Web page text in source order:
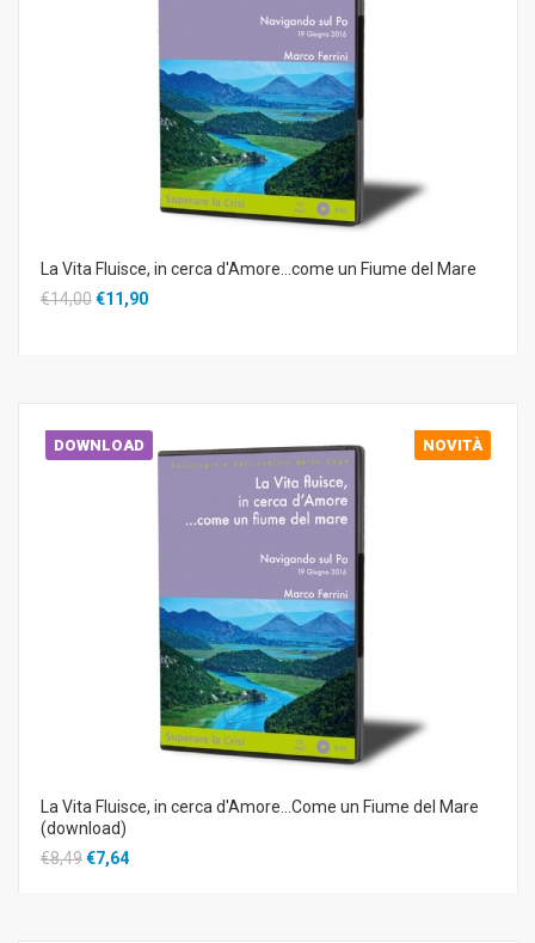
La Vita Fluisce, in cerca d'Amore...come un Fiume del Mare
€14,00€11,90
DOWNLOAD NOVITÀ
La Vita Fluisce, in cerca d'Amore...Come un Fiume del Mare
(download)
€8,49€7,64